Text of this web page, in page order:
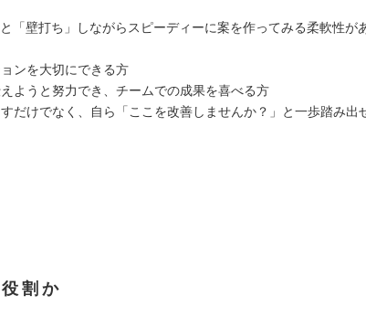
「壁打ち」しながらスピーディーに案を作ってみる柔軟性が
ンを大切にできる方
ようと努力でき、チームでの成果を喜べる方
だけでなく、自ら「ここを改善しませんか？」と一歩踏み出
割か